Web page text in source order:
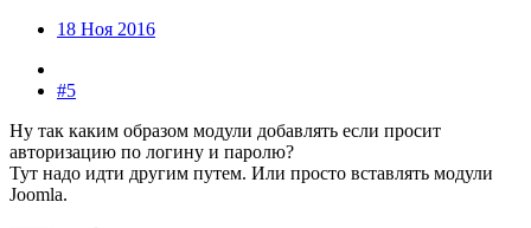
18 Ноя 2016
#5
Ну так каким образом модули добавлять если просит
авторизацию по логину и паролю?
Тут надо идти другим путем. Или просто вставлять модули
Joomla.